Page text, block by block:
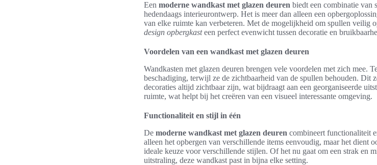
Een moderne wandkast met glazen deuren biedt een combinatie van
hedendaags interieurontwerp. Het is meer dan alleen een
van elke ruimte kan verbeteren. Met de mogelijkheid om spullen veilig
design opbergkasteen perfect evenwicht tussen decoratie en
Voordelen van een wandkast met glazen deuren
Wandkasten met glazen deuren brengen vele voordelen met zich mee.
beschadiging, terwijl ze de zichtbaarheid van de spullen behouden. Dit
decoraties altijd zichtbaar zijn, wat bijdraagt aan een georganiseerde
ruimte, wat helpt bij het creëren van een visueel interessante omgeving.
Functionaliteit en stijl in één
De moderne wandkast met glazen deuren combineert functionaliteit
alleen het opbergen van verschillende items eenvoudig, maar het dient
ideale keuze voor verschillende stijlen. Of het nu gaat om een strak en
uitstraling, deze wandkast past in bijna elke setting.